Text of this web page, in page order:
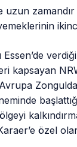
uzun
Essen’de
kapsayan
Avrupa
özel